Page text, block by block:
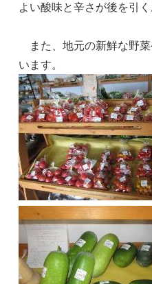
よい酸味と辛さが後を引
また、地元の新鮮な野
います。